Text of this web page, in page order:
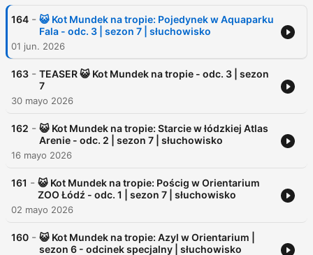
muzykę i głosy bajkom
✅ Mają ważny walor edukacyjny
✅ Pozwalają odpocząć oczom od ekranu
✅ Idealne do słuchania w podróży lub przed snem
✅ Dzieci mogą poznać klasyczne baśnie znane przez ich
rodziców i dziadków
Naszą misją jako stowarzyszenie jest tworzenie treści dla Was
DARMO zarówno na naszej stronie www jak i na YouTube,
Spotify, Apple Podcasts i wielu innych platformach
podcastowych.
🌈 Facebook - https://www.facebook.com/soundsitivekids
🌈 Instagram - https://www.instagram.com/soundsitive_kids
🌈 Strona www - https://soundsitivestudio.pl/sluchoteka/bajki-
🌈 Patronite - https://patronite.pl/soundsitive-kids-bajki
🌈 Buycoffee - https://buycoffee.to/soundsitivekids
164 - 😺 Kot Mundek na tropie: Pojedynek w Aquaparku
Fala - odc. 3 | sezon 7 | słuchowisko
01 jun. 2026
163 - TEASER 😺 Kot Mundek na tropie - odc. 3 | sezon
7
30 mayo 2026
162 - 😺 Kot Mundek na tropie: Starcie w łódzkiej Atlas
Arenie - odc. 2 | sezon 7 | słuchowisko
16 mayo 2026
161 - 😺 Kot Mundek na tropie: Pościg w Orientarium
ZOO Łódź - odc. 1 | sezon 7 | słuchowisko
02 mayo 2026
160 - 😺 Kot Mundek na tropie: Azyl w Orientarium |
sezon 6 - odcinek specjalny | słuchowisko